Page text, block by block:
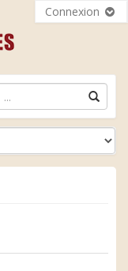
Connexion